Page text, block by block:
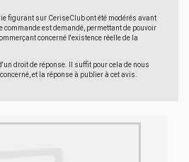
figurant sur CeriseClub ont été modérés avant
commande est demandé, permettant de pouvoir
concerné l'existence réelle de la
droit de réponse. Il suffit pour cela de nous
et la réponse à publier à cet avis.